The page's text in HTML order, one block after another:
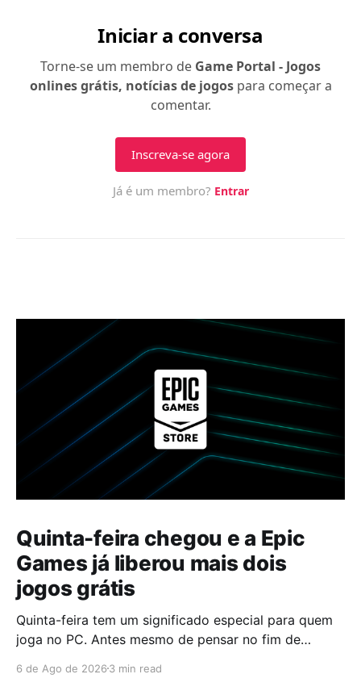
Quinta-feira chegou e a Epic
Games já liberou mais dois
jogos grátis
Quinta-feira tem um significado especial para quem
joga no PC. Antes mesmo de pensar no fim de
descobrir quais serão os próximos jogos a entrar na
6 de Ago de 2026 3 min read